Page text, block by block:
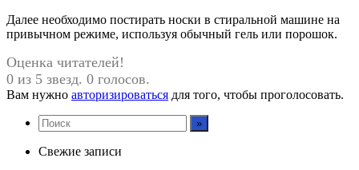
Далее необходимо постирать носки в стиральной машине на
привычном режиме, используя обычный гель или порошок.
Оценка читателей!
0 из 5 звезд. 0 голосов.
Вам нужно авторизироваться для того, чтобы проголосовать.
Свежие записи